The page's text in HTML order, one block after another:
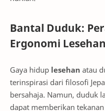
Bantal Duduk:
Ergonomi Lesehan
Gaya hidup lesehan atau
terinspirasi dari filosofi
bersahaja. Namun, duduk
dapat memberikan